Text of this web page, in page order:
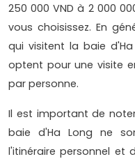
250 000 VND à 2 000
vous choisissez. En
qui visitent la baie
optent pour une visite
par personne.
Il est important de
baie d'Ha Long ne
l'itinéraire personnel et